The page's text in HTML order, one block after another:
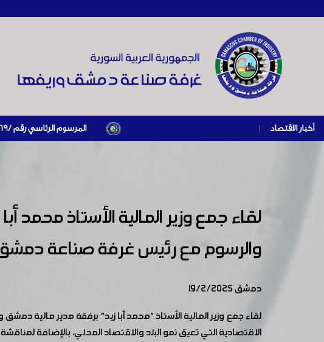
أخبار الاقتصاد | المرسوم الرئاسي رقم /69/ لعام 2026 .. دعم ضريبي للمنشآت المتضررة في إطار مسار التعافي الاقتصادي وإعادة تنشيط الإنتاج
لقاء جمع وزير المالية الأستاذ محمد
والرسوم مع رئيس غرفة صناعة
دمشق 19/2/2025
لقاء جمع وزير المالية الأستاذ "محمد أبا زيد" برفقة مدير مالية
الاقتصادية التي تعيق نمو البلد والاقتصاد المحلي، بالإضافة